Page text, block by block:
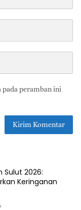
pada peramban ini
Sulut 2026:
Keringanan